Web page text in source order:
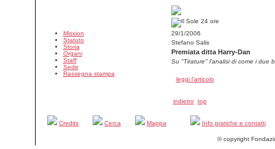
Mission
Statuto
Storia
Organi
Staff
Sede
Rassegna stampa
29/1/2006
Stefano Salis
Premiata ditta Harry-Dan
Su "Tirature" l'analisi di come i due
leggi l'articolo
indietro top
Credits Cerca Mappa Info pratiche e contatti
© copyright